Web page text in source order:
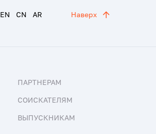
EN CN AR Наверх
ПАРТНЕРАМ
СОИСКАТЕЛЯМ
ВЫПУСКНИКАМ